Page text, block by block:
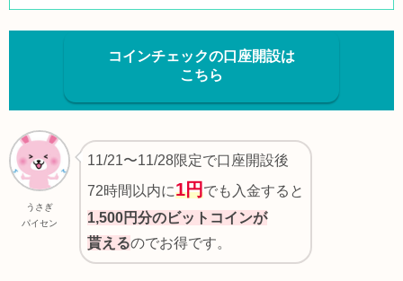
コインチェックの口座開設は
こちら
うさぎ
パイセン
11/21〜11/28限定で口座開設後
72時間以内に1円でも入金すると
1,500円分のビットコインが
貰えるのでお得です。